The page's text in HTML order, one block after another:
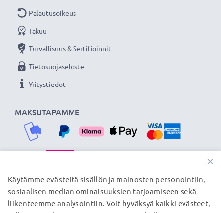
MAKSUTAPAMME
Palautusoikeus
Takuu
Turvallisuus & Sertifioinnit
Tietosuojaseloste
Yritystiedot
TOIMITUSKUMPPANIMME
×
Käytämme evästeitä sisällön ja mainosten personointiin,
sosiaalisen median ominaisuuksien tarjoamiseen sekä
liikenteemme analysointiin. Voit hyväksyä kaikki evästeet,